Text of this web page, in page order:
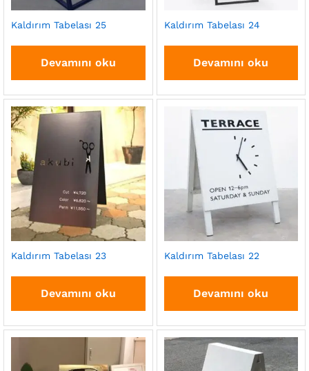
Kaldırım Tabelası 25
Devamını oku
Kaldırım Tabelası 24
Devamını oku
Kaldırım Tabelası 23
Devamını oku
Kaldırım Tabelası 22
Devamını oku